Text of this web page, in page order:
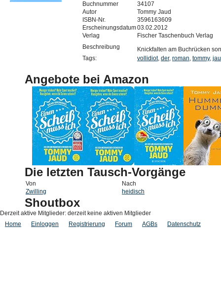
Buchnummer
34107
Autor
Tommy Jaud
ISBN-Nr.
3596163609
Erscheinungsdatum03.02.2012
Verlag
Fischer Taschenbuch Verlag
Beschreibung
Knickfalten am Buchrücken
Tags:
vollidiot, der, roman, tommy,
Angebote bei Amazon
Die letzten Tausch-Vorgänge
Von
Nach
Zwilling
heidisch
Shoutbox
Derzeit aktive Mitglieder: derzeit keine aktiven Mitglieder
Home
Einloggen Registrierung Forum AGBs Datenschutz